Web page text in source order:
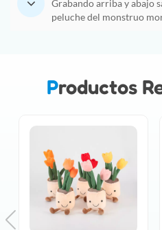
Grabando arriba y abajo
peluche del monstruo
Productos